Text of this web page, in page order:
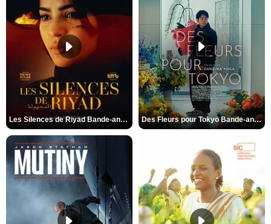
Les Silences de Riyad Bande-annonce VO STFR Des Fleurs pour Tokyo Bande-annonce VO STFR